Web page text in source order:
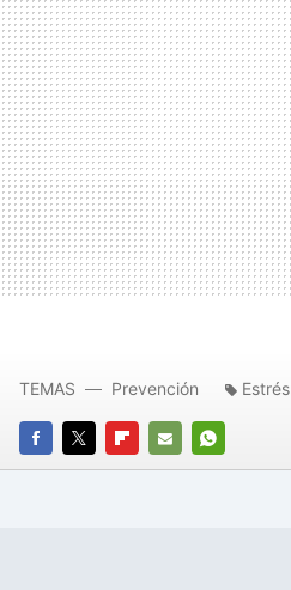
FACEBOOK
TWITTERFLIPBOARD
E-
WHATSAPP
TEMAS Prevención Estrés